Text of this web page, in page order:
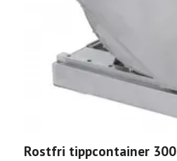
Rostfri tippcontainer